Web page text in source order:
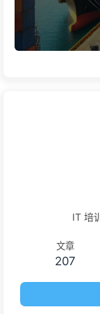
IT 培
文章
207